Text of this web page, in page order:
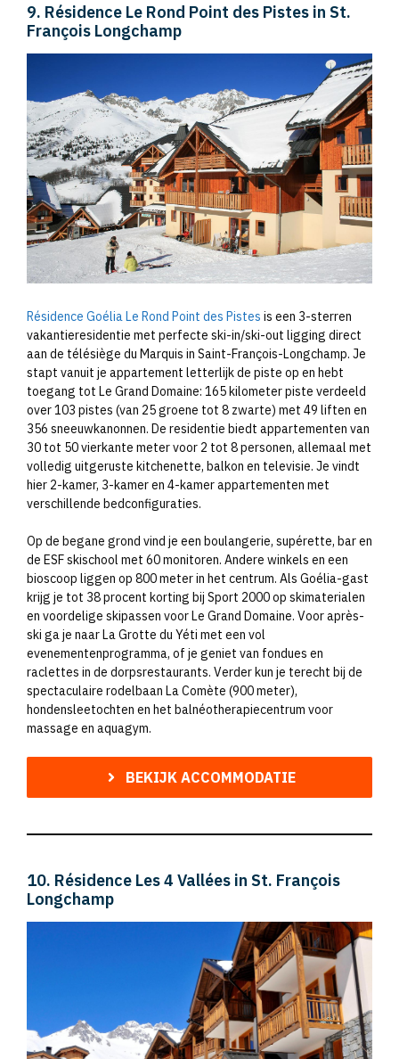
9. Résidence Le Rond Point des Pistes in St.
François Longchamp
Résidence Goélia Le Rond Point des Pistes is een 3-sterren
vakantieresidentie met perfecte ski-in/ski-out ligging direct
aan de télésiège du Marquis in Saint-François-Longchamp. Je
stapt vanuit je appartement letterlijk de piste op en hebt
toegang tot Le Grand Domaine: 165 kilometer piste verdeeld
over 103 pistes (van 25 groene tot 8 zwarte) met 49 liften en
356 sneeuwkanonnen. De residentie biedt appartementen van
30 tot 50 vierkante meter voor 2 tot 8 personen, allemaal met
volledig uitgeruste kitchenette, balkon en televisie. Je vindt
hier 2-kamer, 3-kamer en 4-kamer appartementen met
verschillende bedconfiguraties.
Op de begane grond vind je een boulangerie, supérette, bar en
de ESF skischool met 60 monitoren. Andere winkels en een
bioscoop liggen op 800 meter in het centrum. Als Goélia-gast
krijg je tot 38 procent korting bij Sport 2000 op skimaterialen
en voordelige skipassen voor Le Grand Domaine. Voor après-
ski ga je naar La Grotte du Yéti met een vol
evenementenprogramma, of je geniet van fondues en
raclettes in de dorpsrestaurants. Verder kun je terecht bij de
spectaculaire rodelbaan La Comète (900 meter),
hondensleetochten en het balnéotherapiecentrum voor
massage en aquagym.
BEKIJK ACCOMMODATIE
10. Résidence Les 4 Vallées in St. François
Longchamp